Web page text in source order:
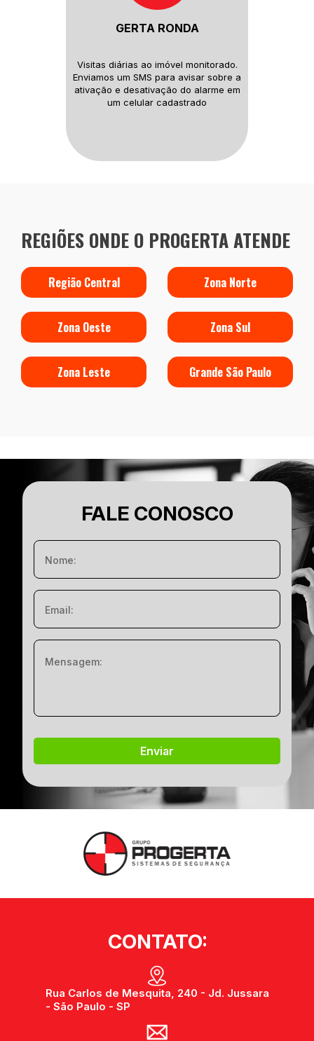
GERTA RONDA
Visitas diárias ao imóvel monitorado.
Enviamos um SMS para avisar sobre a
ativação e desativação do alarme em
um celular cadastrado
REGIÕES ONDE O PROGERTA ATENDE
Região Central Zona Norte
Zona Oeste Zona Sul
Zona Leste Grande São Paulo
FALE CONOSCO
CONTATO:
Rua Carlos de Mesquita, 240 - Jd. Jussara
- São Paulo - SP